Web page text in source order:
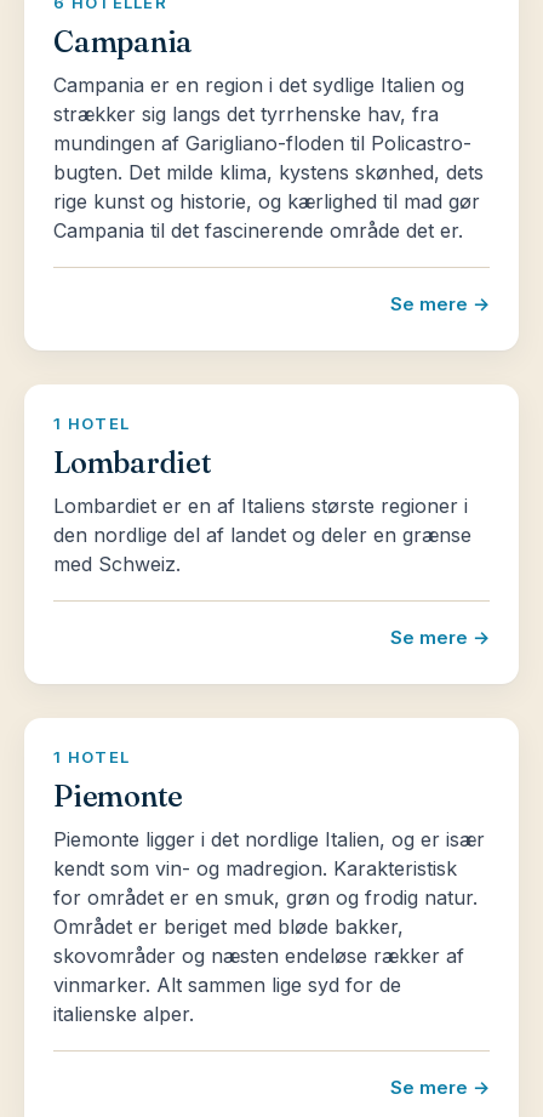
Campania
Campania er en region i det sydlige Italien og
strækker sig langs det tyrrhenske hav, fra
mundingen af Garigliano-floden til Policastro-
bugten. Det milde klima, kystens skønhed, dets
rige kunst og historie, og kærlighed til mad gør
Campania til det fascinerende område det er.
Se mere →
1 HOTEL
Lombardiet
Lombardiet er en af Italiens største regioner i
den nordlige del af landet og deler en grænse
med Schweiz.
Se mere →
1 HOTEL
Piemonte
Piemonte ligger i det nordlige Italien, og er især
kendt som vin- og madregion. Karakteristisk
for området er en smuk, grøn og frodig natur.
Området er beriget med bløde bakker,
skovområder og næsten endeløse rækker af
vinmarker. Alt sammen lige syd for de
italienske alper.
Se mere →